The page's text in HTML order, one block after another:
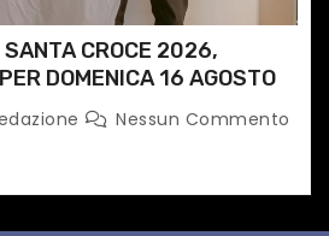
SANTA CROCE 2026,
DOMENICA 16 AGOSTO
Nessun Commento